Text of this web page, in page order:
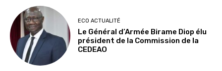
ECO ACTUALITÉ
Le Général d’Armée Birame Diop élu
président de la Commission de la
CEDEAO